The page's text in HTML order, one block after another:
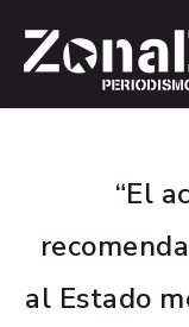
“El
al Estado